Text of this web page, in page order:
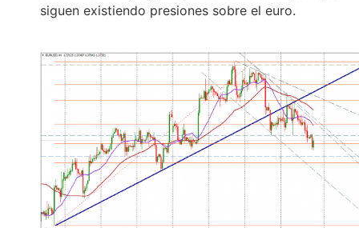
siguen existiendo presiones sobre el euro.